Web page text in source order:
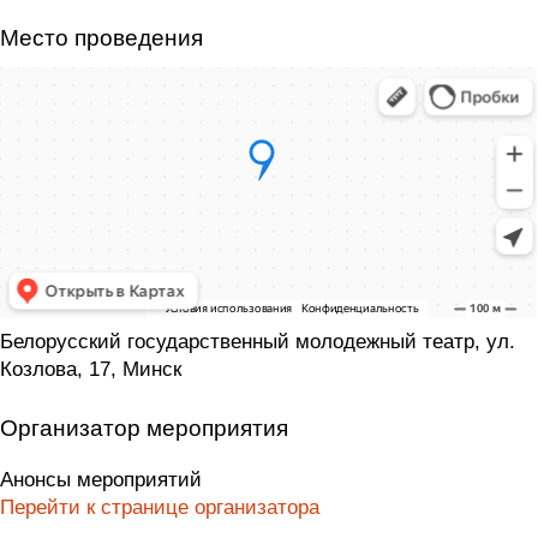
Место проведения
Белорусский государственный молодежный театр, ул.
Козлова, 17, Минск
Организатор мероприятия
Анонсы мероприятий
Перейти к странице организатора